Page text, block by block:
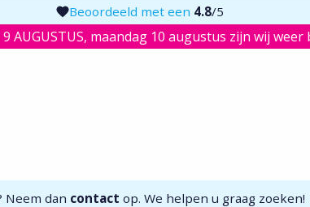
Beoordeeld met een 4.8/5
9 AUGUSTUS, maandag 10 augustus zijn wij
dan contact op. We helpen u graag zoeken!